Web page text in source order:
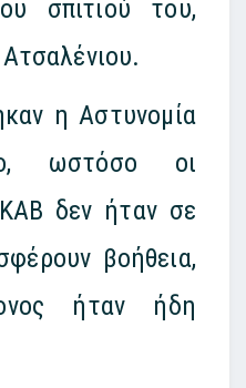
σπιτιού του,
η Αστυνομία
ωστόσο οι
δεν ήταν σε
βοήθεια,
ήταν ήδη